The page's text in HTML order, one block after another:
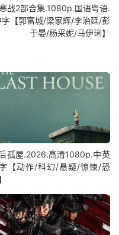
战2部合集.1080p.国语粤语.
字【郭富城/梁家辉/李治廷/彭
于晏/杨采妮/马伊琍】
孤屋.2026.高清1080p.中英
【动作/科幻/悬疑/惊悚/恐